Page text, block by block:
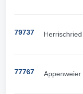
79737 Herrischried
77767 Appenweier